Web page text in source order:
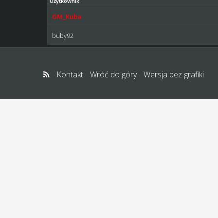
GM_Kuba
buby92
Kontakt Wróć do góry Wersja bez grafiki